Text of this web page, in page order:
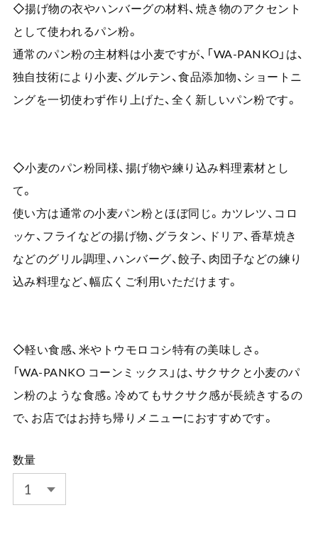
◇揚げ物の衣やハンバーグの材料、焼き物のアクセント
として使われるパン粉。
通常のパン粉の主材料は小麦ですが、「WA-PANKO」は、
独自技術により小麦、グルテン、食品添加物、ショートニ
ングを一切使わず作り上げた、全く新しいパン粉です。
◇小麦のパン粉同様、揚げ物や練り込み料理素材とし
て。
使い方は通常の小麦パン粉とほぼ同じ。カツレツ、コロ
ッケ、フライなどの揚げ物、グラタン、ドリア、香草焼き
などのグリル調理、ハンバーグ、餃子、肉団子などの練り
込み料理など、幅広くご利用いただけます。
◇軽い食感、米やトウモロコシ特有の美味しさ。
「WA-PANKO コーンミックス」は、サクサクと小麦のパ
ン粉のような食感。冷めてもサクサク感が長続きするの
で、お店ではお持ち帰りメニューにおすすめです。
数量